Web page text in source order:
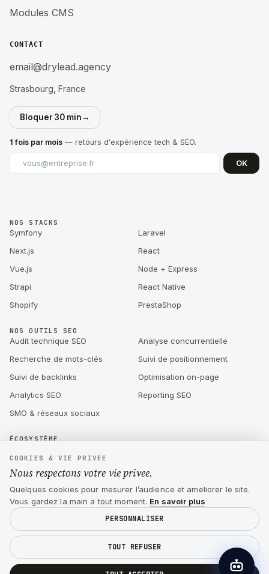
Modules CMS
CONTACT
email@drylead.agency
Strasbourg, France
Bloquer 30 min→
1 fois par mois — retours d'expérience tech & SEO.
OK
NOS STACKS
Symfony
Laravel
Next.js
React
Vue.js
Node + Express
Strapi
React Native
Shopify
PrestaShop
NOS OUTILS SEO
Audit technique SEO
Analyse concurrentielle
Recherche de mots-clés
Suivi de positionnement
Suivi de backlinks
Optimisation on-page
Analytics SEO
Reporting SEO
SMO & réseaux sociaux
ÉCOSYSTÈME
Google par IA
Kutuk : CTO externalisé pour
startups & PME
Création d'application mobile
React Native
©2026Drylead Agency · Tous droits réservés
Site fait à la main, sans no-code (c'est arrivé qu'on regrette).
Gestion des cookies
COOKIES & VIE PRIVEE
Nous respectons votre vie privee.
Quelques cookies pour mesurer l’audience et ameliorer le site.
Vous gardez la main a tout moment. En savoir plus
PERSONNALISER
TOUT REFUSER